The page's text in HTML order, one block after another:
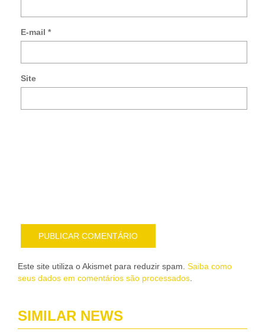
E-mail *
Site
Este site utiliza o Akismet para reduzir spam. Saiba como
seus dados em comentários são processados
SIMILAR NEWS